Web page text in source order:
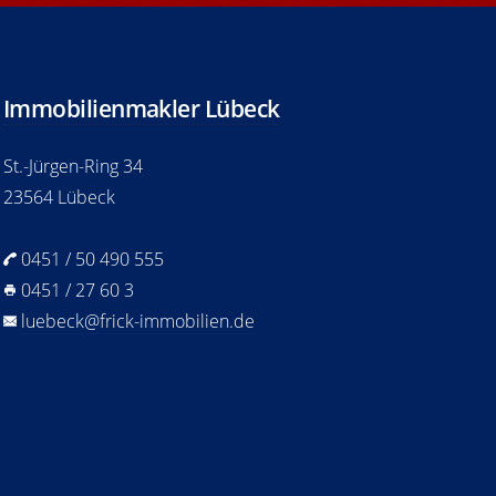
Immobilienmakler Lübeck
St.-Jürgen-Ring 34
23564 Lübeck
0451 / 50 490 555
0451 / 27 60 3
luebeck@frick-immobilien.de